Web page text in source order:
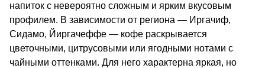
напиток с невероятно сложным и ярким вкусовым
профилем. В зависимости от региона — Иргачиф,
Сидамо, Йиргачеффе — кофе раскрывается
цветочными, цитрусовыми или ягодными нотами с
чайными оттенками. Для него характерна яркая, но